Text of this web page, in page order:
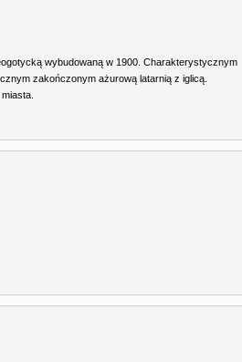
wybudowaną w 1900. Charakterystycznym
zakończonym ażurową latarnią z iglicą.